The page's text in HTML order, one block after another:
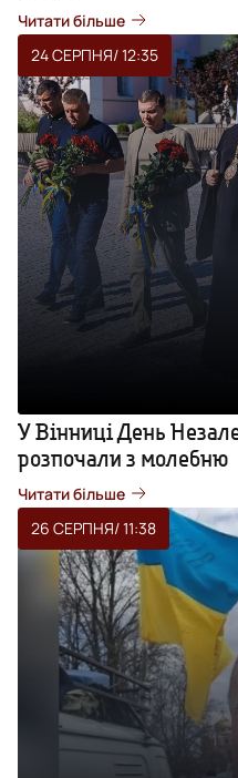
Читати більше
24 СЕРПНЯ/ 12:35
У Вінниці День
розпочали з молебню
Читати більше
26 СЕРПНЯ/ 11:38